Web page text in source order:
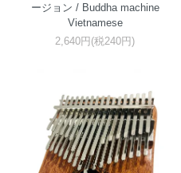
ージョン / Buddha machine
Vietnamese
2,640円(税240円)